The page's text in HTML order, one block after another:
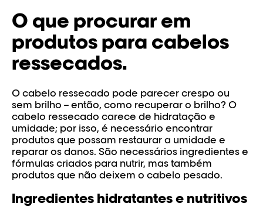
O que procurar em
produtos para cabelos
ressecados.
O cabelo ressecado pode parecer crespo ou
sem brilho – então, como recuperar o brilho? O
cabelo ressecado carece de hidratação e
umidade; por isso, é necessário encontrar
produtos que possam restaurar a umidade e
reparar os danos. São necessários ingredientes e
fórmulas criados para nutrir, mas também
produtos que não deixem o cabelo pesado.
Ingredientes hidratantes e nutritivos